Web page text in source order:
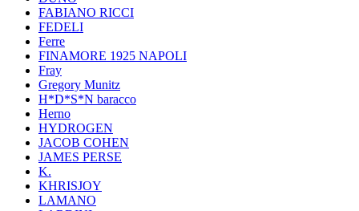
FABIANO RICCI
FEDELI
Ferre
FINAMORE 1925 NAPOLI
Fray
Gregory Munitz
H*D*S*N baracco
Herno
HYDROGEN
JACOB COHEN
JAMES PERSE
K.
KHRISJOY
LAMANO